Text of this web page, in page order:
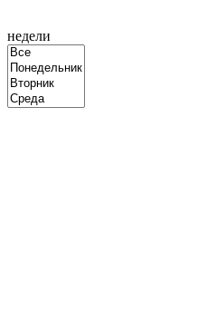
недели